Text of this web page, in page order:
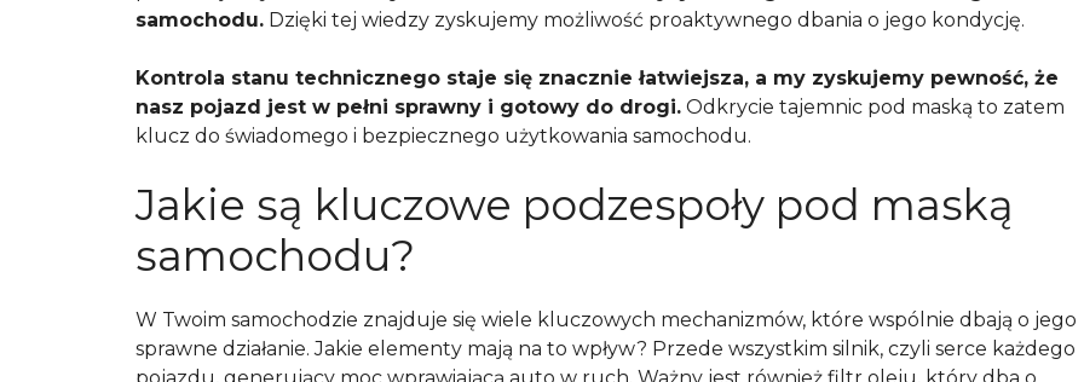
samochodu. Dzięki tej wiedzy zyskujemy możliwość proaktywnego dbania o jego kondycję.
Kontrola stanu technicznego staje się znacznie łatwiejsza, a my zyskujemy pewność, że
nasz pojazd jest w pełni sprawny i gotowy do drogi. Odkrycie tajemnic pod maską to zatem
klucz do świadomego i bezpiecznego użytkowania samochodu.
Jakie są kluczowe podzespoły pod maską
samochodu?
W Twoim samochodzie znajduje się wiele kluczowych mechanizmów, które wspólnie dbają o jego
sprawne działanie. Jakie elementy mają na to wpływ? Przede wszystkim silnik, czyli serce każdego